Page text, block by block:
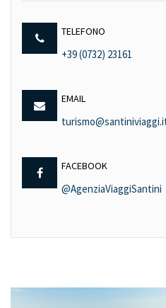
TELEFONO
+39 (0732) 23161
EMAIL
FACEBOOK
@AgenziaViaggiSantini